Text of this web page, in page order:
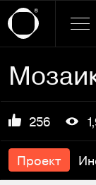
256
Проект